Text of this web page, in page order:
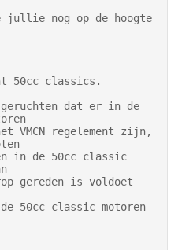
jullie nog op de hoogte
50cc classics.
dat er in de
VMCN regelement zijn,
in de 50cc classic
gereden is voldoet
50cc classic motoren